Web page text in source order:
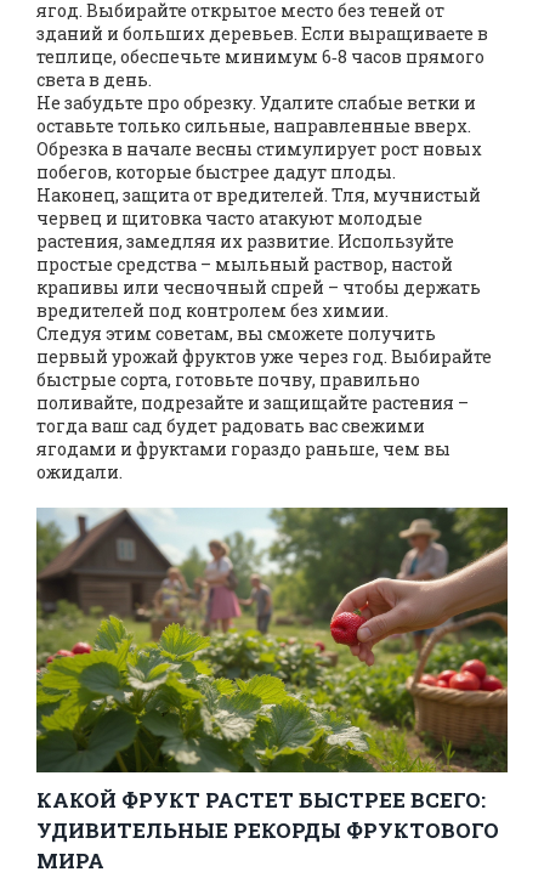
ягод. Выбирайте открытое место без теней от
зданий и больших деревьев. Если выращиваете в
теплице, обеспечьте минимум 6‑8 часов прямого
света в день.
Не забудьте про обрезку. Удалите слабые ветки и
оставьте только сильные, направленные вверх.
Обрезка в начале весны стимулирует рост новых
побегов, которые быстрее дадут плоды.
Наконец, защита от вредителей. Тля, мучнистый
червец и щитовка часто атакуют молодые
растения, замедляя их развитие. Используйте
простые средства – мыльный раствор, настой
крапивы или чесночный спрей – чтобы держать
вредителей под контролем без химии.
Следуя этим советам, вы сможете получить
первый урожай фруктов уже через год. Выбирайте
быстрые сорта, готовьте почву, правильно
поливайте, подрезайте и защищайте растения –
тогда ваш сад будет радовать вас свежими
ягодами и фруктами гораздо раньше, чем вы
ожидали.
КАКОЙ ФРУКТ РАСТЕТ БЫСТРЕЕ ВСЕГО:
УДИВИТЕЛЬНЫЕ РЕКОРДЫ ФРУКТОВОГО
МИРА